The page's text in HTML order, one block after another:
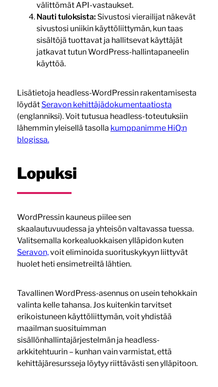
välittömät API-vastaukset.
Nauti tuloksista: Sivustosi vierailijat näkevät
sivustosi uniikin käyttöliittymän, kun taas
sisältöjä tuottavat ja hallitsevat käyttäjät
jatkavat tutun WordPress-hallintapaneelin
käyttöä.
Lisätietoja headless-WordPressin rakentamisesta
löydät Seravon kehittäjädokumentaatiosta
(englanniksi). Voit tutusua headless-toteutuksiin
lähemmin yleisellä tasolla kumppanimme HiQ:n
blogissa.
Lopuksi
WordPressin kauneus piilee sen
skaalautuvuudessa ja yhteisön valtavassa tuessa.
Valitsemalla korkealuokkaisen ylläpidon kuten
Seravon,voit eliminoida suorituskykyyn liittyvät
huolet heti ensimetreiltä lähtien.
Tavallinen WordPress-asennus on usein tehokkain
valinta kelle tahansa. Jos kuitenkin tarvitset
erikoistuneen käyttöliittymän, voit yhdistää
maailman suosituimman
sisällönhallintajärjestelmän ja headless-
arkkitehtuurin – kunhan vain varmistat, että
kehittäjäresursseja löytyy riittävästi sen ylläpitoon.